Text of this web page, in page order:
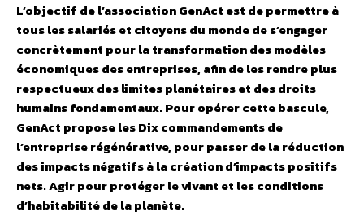
L’objectif de l’association GenAct est de permettre à
tous les salariés et citoyens du monde de s’engager
concrètement pour la transformation des modèles
économiques des entreprises, afin de les rendre plus
respectueux des limites planétaires et des droits
humains fondamentaux. Pour opérer cette bascule,
GenAct propose les Dix commandements de
l’entreprise régénérative, pour passer de la réduction
des impacts négatifs à la création d’impacts positifs
nets. Agir pour protéger le vivant et les conditions
d’habitabilité de la planète.